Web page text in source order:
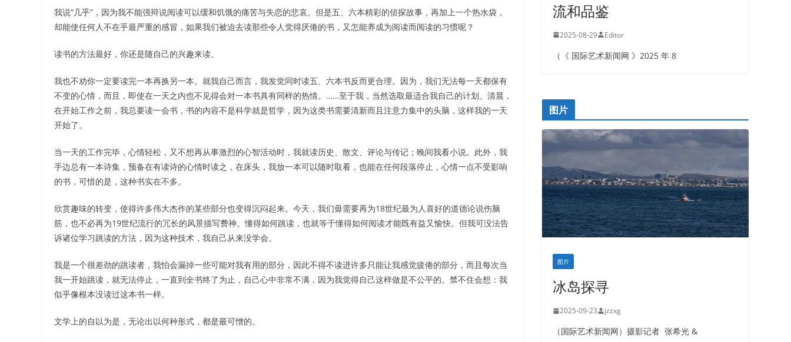
我说“几乎”，因为我不能强辩说阅读可以缓和饥饿的痛苦与失恋的悲哀。但是五、六本精彩的侦探故事，再加上一个热水袋，
却能使任何人不在乎最严重的感冒，如果我们被迫去读那些令人觉得厌倦的书，又怎能养成为阅读而阅读的习惯呢？
读书的方法最好，你还是随自己的兴趣来读。
我也不劝你一定要读完一本再换另一本。就我自己而言，我发觉同时读五、六本书反而更合理。因为，我们无法每一天都保有
不变的心情，而且，即使在一天之内也不见得会对一本书具有同样的热情。……至于我，当然选取最适合我自己的计划。清晨，
在开始工作之前，我总要读一会书，书的内容不是科学就是哲学，因为这类书需要清新而且注意力集中的头脑，这样我的一天
开始了。
当一天的工作完毕，心情轻松，又不想再从事激烈的心智活动时，我就读历史、散文、评论与传记；晚间我看小说。此外，我
手边总有一本诗集，预备在有读诗的心情时读之，在床头，我放一本可以随时取看，也能在任何段落停止，心情一点不受影响
的书，可惜的是，这种书实在不多。
欣赏趣味的转变，使得许多伟大杰作的某些部分也变得沉闷起来。今天，我们毋需要再为18世纪最为人喜好的道德论说伤脑
筋，也不必再为19世纪流行的冗长的风景描写费神。懂得如何跳读，也就等于懂得如何阅读才能既有益又愉快。但我可没法告
诉诸位学习跳读的方法，因为这种技术，我自己从来没学会。
我是一个很差劲的跳读者，我怕会漏掉一些可能对我有用的部分，因此不得不读进许多只能让我感觉疲倦的部分，而且每次当
我一开始跳读，就无法停止，一直到全书终了为止，自己心中非常不满，因为我觉得自己这样做是不公平的。禁不住会想：我
似乎像根本没读过这本书一样。
文学上的自以为是，无论出以何种形式，都是最可憎的。
流和品鉴
2025-08-29 Editor
（《 国际艺术新闻网 》2025 年 8
图片
图片
冰岛探寻
2025-09-23 jzzxg
（国际艺术新闻网）摄影记者 张希光 &